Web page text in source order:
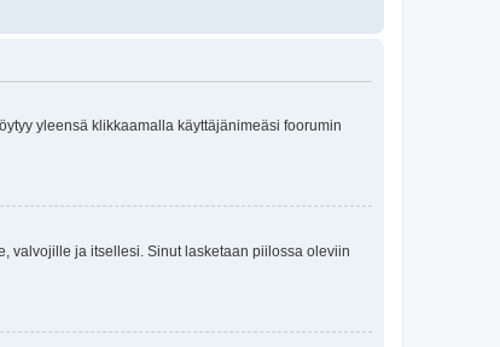
yleensä klikkaamalla käyttäjänimeäsi foorumin
valvojille ja itsellesi. Sinut lasketaan piilossa oleviin